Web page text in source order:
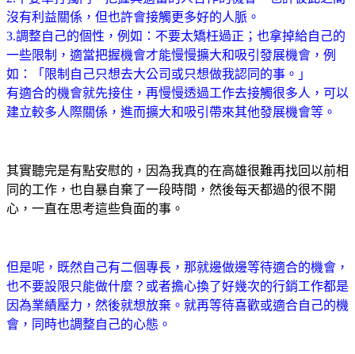
沒有利益關係，但也許會接觸更多好的人脈。
3.調整自己的個性，例如：不要太矯枉過正；也拿掉給自己的
一些限制，適當把握機會才能慢慢擴大和吸引發展機會，例
如：「限制自己只想去大公司或只想做我認同的事。」
有適合的機會就先接住，再慢慢透過工作去接觸很多人，可以
建立較多人際關係，進而擴大和吸引帶來其他發展機會等。
其實聽完是有點安慰的，因為我真的在高雄很難再找回以前相
同的工作，也自暴自棄了一段時間，然後每天都過的很不開
心，一直在思考這些負面的事。
但是呢，既然自己有二個專長，那就邊做邊等待適合的機會，
也不要設限只能做什麼？或者擔心換了好幾次的行銷工作都是
因為業績壓力，然後就想放棄。就再等待喜歡或適合自己的機
會，同時也調整自己的心態。